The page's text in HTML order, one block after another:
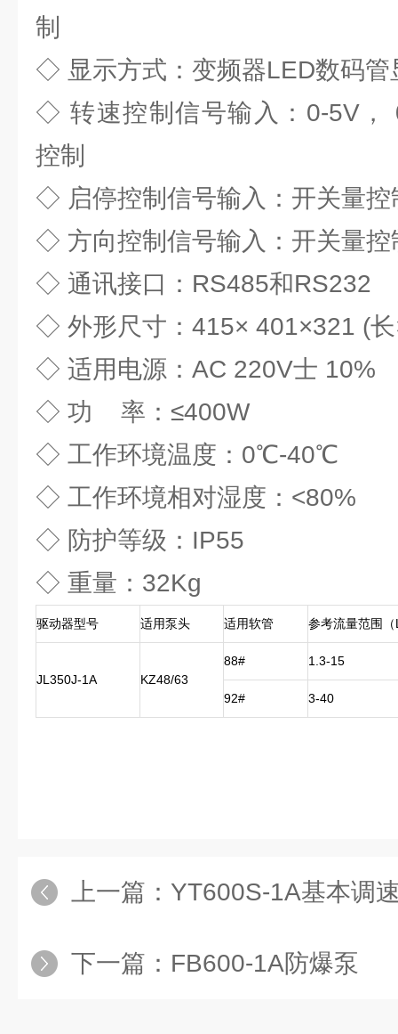
制
◇ 显示方式：变频器LED数码管
◇ 转速控制信号输入：0-5V，
控制
◇ 启停控制信号输入：开关量控
◇ 方向控制信号输入：开关量控
◇ 通讯接口：RS485和RS232
◇ 外形尺寸：415× 401×321 (
◇ 适用电源：AC 220V士 10%
◇ 功 率：≤400W
◇ 工作环境温度：0℃-40℃
◇ 工作环境相对湿度：<80%
◇ 防护等级：IP55
◇ 重量：32Kg
驱动器型号 适用泵头 适用软管 参考流量范围
JL350J-1A KZ48/63
88# 1.3-15
92# 3-40
上一篇： YT600S-1A基本调
下一篇： FB600-1A防爆泵